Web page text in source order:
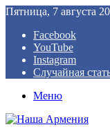
Пятница, 7 августа
Facebook
YouTube
Instagram
Случайная
Меню